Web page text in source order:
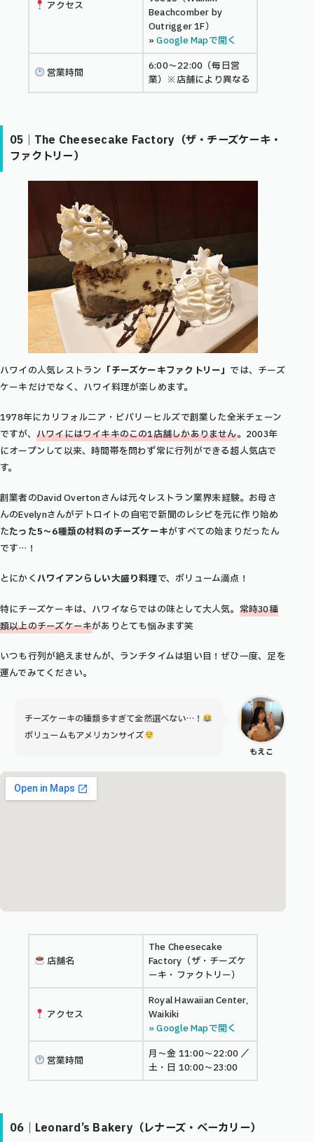
アクセス
Beachcomber by
Outrigger 1F）
»Google Mapで開く
営業時間
6:00〜22:00（毎日営
業）※店舗により異なる
05｜The Cheesecake Factory（ザ・チーズケーキ・
ファクトリー）
ハワイの人気レストラン 「チーズケーキファクトリー」 では、チーズ
ケーキだけでなく、ハワイ料理が楽しめます。
1978年にカリフォルニア・ビバリーヒルズで創業した全米チェーン
ですが、 ハワイにはワイキキのこの1店舗しかありません。2003年
にオープンして以来、時間帯を問わず常に行列ができる超人気店で
す。
創業者のDavid Overtonさんは元々レストラン業界未経験。お母さ
んのEvelynさんがデトロイトの自宅で新聞のレシピを元に作り始め
たたった5〜6種類の材料のチーズケーキがすべての始まりだったん
です…！
とにかくハワイアンらしい大盛り料理で、ボリューム満点！
特にチーズケーキは、ハワイならではの味として大人気。 常時30種
類以上のチーズケーキがありとても悩みます笑
いつも行列が絶えませんが、ランチタイムは狙い目！ぜひ一度、足を
運んでみてください。
もえこ
チーズケーキの種類多すぎて全然選べない…！
ボリュームもアメリカンサイズ
店舗名
The Cheesecake
Factory（ザ・チーズケ
ーキ・ファクトリー）
アクセス
Royal Hawaiian Center,
Waikiki
» Google Mapで開く
営業時間
月〜金 11:00〜22:00 ／
土・日 10:00〜23:00
06｜Leonard’s Bakery（レナーズ・ベーカリー）